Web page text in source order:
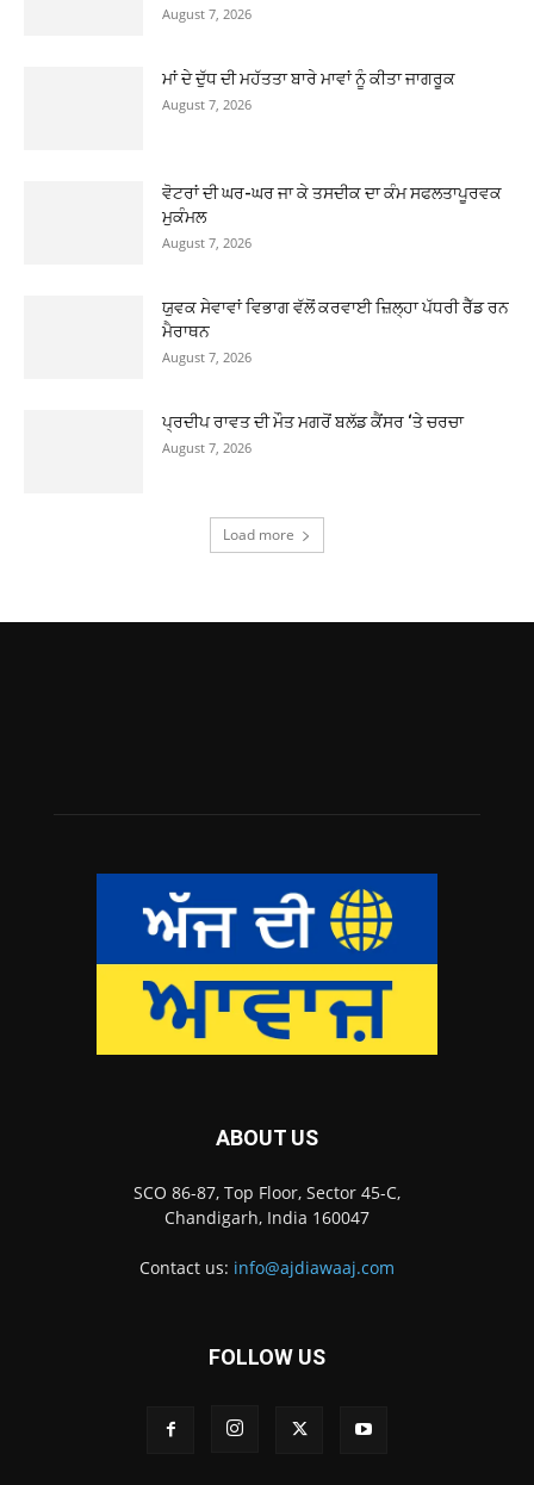
August 7, 2026
ਮਾਂ ਦੇ ਦੁੱਧ ਦੀ ਮਹੱਤਤਾ ਬਾਰੇ ਮਾਵਾਂ ਨੂੰ ਕੀਤਾ ਜਾਗਰੂਕ
August 7, 2026
ਵੋਟਰਾਂ ਦੀ ਘਰ-ਘਰ ਜਾ ਕੇ ਤਸਦੀਕ ਦਾ ਕੰਮ ਸਫਲਤਾਪੂਰਵਕ
ਮੁਕੰਮਲ
August 7, 2026
ਯੁਵਕ ਸੇਵਾਵਾਂ ਵਿਭਾਗ ਵੱਲੋਂ ਕਰਵਾਈ ਜ਼ਿਲ੍ਹਾ ਪੱਧਰੀ ਰੈੱਡ ਰਨ
ਮੈਰਾਥਨ
August 7, 2026
ਪ੍ਰਦੀਪ ਰਾਵਤ ਦੀ ਮੌਤ ਮਗਰੋਂ ਬਲੱਡ ਕੈਂਸਰ ‘ਤੇ ਚਰਚਾ
August 7, 2026
Load more
ABOUT US
SCO 86-87, Top Floor, Sector 45-C,
Chandigarh, India 160047
Contact us: info@ajdiawaaj.com
FOLLOW US